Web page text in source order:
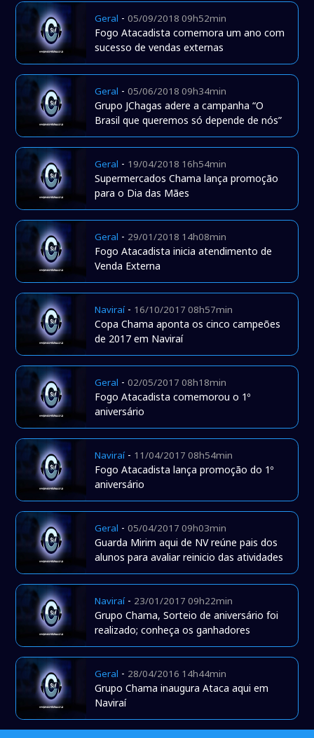
Geral -05/09/2018 09h52min
Fogo Atacadista comemora um ano com
sucesso de vendas externas
Geral -05/06/2018 09h34min
Grupo JChagas adere a campanha “O
Brasil que queremos só depende de nós”
Geral - 19/04/2018 16h54min
Supermercados Chama lança promoção
para o Dia das Mães
Geral - 29/01/2018 14h08min
Fogo Atacadista inicia atendimento de
Venda Externa
Naviraí- 16/10/2017 08h57min
Copa Chama aponta os cinco campeões
de 2017 em Naviraí
Geral -02/05/2017 08h18min
Fogo Atacadista comemorou o 1º
aniversário
Naviraí- 11/04/2017 08h54min
Fogo Atacadista lança promoção do 1º
aniversário
Geral -05/04/2017 09h03min
Guarda Mirim aqui de NV reúne pais dos
alunos para avaliar reinicio das atividades
Naviraí- 23/01/2017 09h22min
Grupo Chama, Sorteio de aniversário foi
realizado; conheça os ganhadores
Geral - 28/04/2016 14h44min
Grupo Chama inaugura Ataca aqui em
Naviraí